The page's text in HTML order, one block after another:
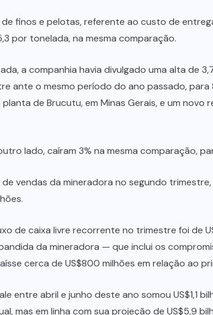
finos e pelotas, referente ao custo de
por tonelada, na mesma comparação.
a companhia havia divulgado uma alta de
ante o mesmo período do ano passado, para
de Brucutu, em Minas Gerais, e um novo
lado, caíram 3% na mesma comparação,
vendas da mineradora no segundo trimestre,
de caixa livre recorrente no trimestre foi de
da mineradora — que inclui os
cerca de US$800 milhões em relação ao
entre abril e junho deste ano somou US$1,1
mas em linha com sua projeção de US$5,9